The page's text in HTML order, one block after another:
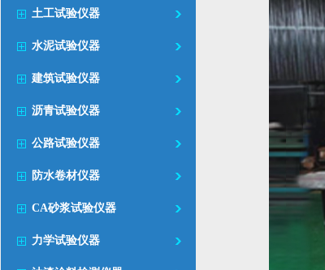
土工试验仪器
水泥试验仪器
建筑试验仪器
沥青试验仪器
公路试验仪器
防水卷材仪器
CA砂浆试验仪器
力学试验仪器